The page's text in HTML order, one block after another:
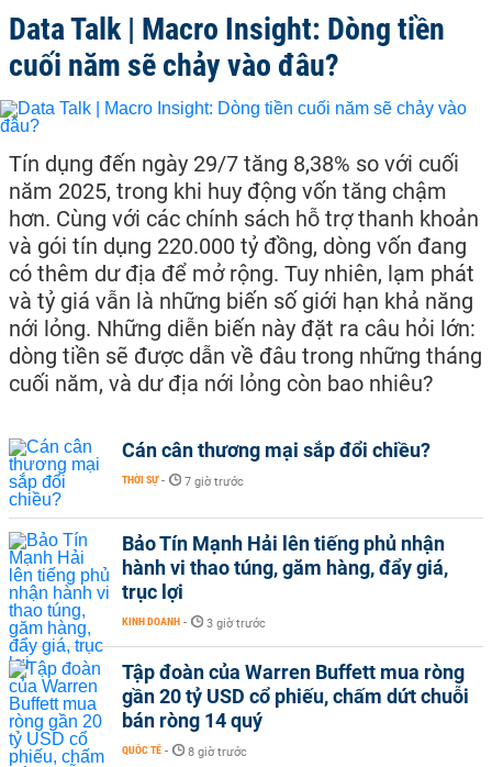
Data Talk | Macro Insight: Dòng tiền
cuối năm sẽ chảy vào đâu?
Tín dụng đến ngày 29/7 tăng 8,38% so với cuối
năm 2025, trong khi huy động vốn tăng chậm
hơn. Cùng với các chính sách hỗ trợ thanh khoản
và gói tín dụng 220.000 tỷ đồng, dòng vốn đang
có thêm dư địa để mở rộng. Tuy nhiên, lạm phát
và tỷ giá vẫn là những biến số giới hạn khả năng
nới lỏng. Những diễn biến này đặt ra câu hỏi lớn:
dòng tiền sẽ được dẫn về đâu trong những tháng
cuối năm, và dư địa nới lỏng còn bao nhiêu?
Cán cân thương mại sắp đổi chiều?
THỜI SỰ - 7 giờ trước
Bảo Tín Mạnh Hải lên tiếng phủ nhận
hành vi thao túng, găm hàng, đẩy giá,
trục lợi
KINH DOANH - 3 giờ trước
Tập đoàn của Warren Buffett mua ròng
gần 20 tỷ USD cổ phiếu, chấm dứt chuỗi
bán ròng 14 quý
QUỐC TẾ - 8 giờ trước